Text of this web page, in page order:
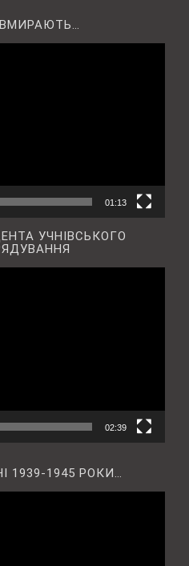
ВМИРАЮТЬ…
01:13
УЧНІВСЬКОГО
02:39
1939-1945 РОКИ…